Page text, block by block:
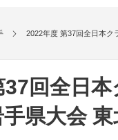
2022年度 第37回全日本ク
37回全日
県大会